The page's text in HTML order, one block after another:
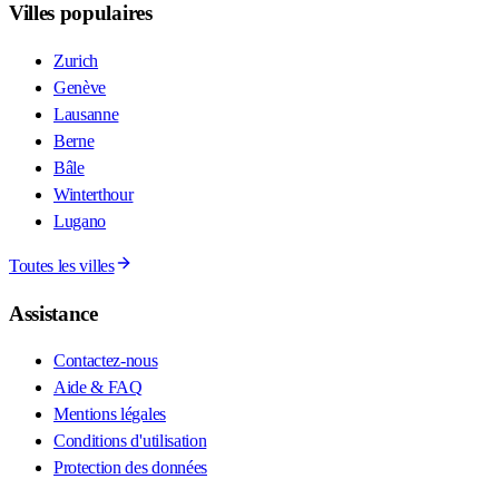
Villes populaires
Zurich
Genève
Lausanne
Berne
Bâle
Winterthour
Lugano
Toutes les villes
Assistance
Contactez-nous
Aide & FAQ
Mentions légales
Conditions d'utilisation
Protection des données